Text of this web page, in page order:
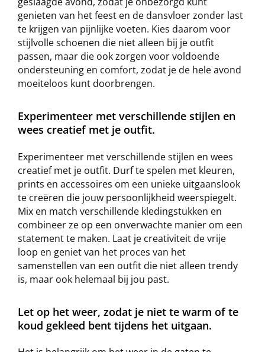
genieten van het feest en de dansvloer zonder last
te krijgen van pijnlijke voeten. Kies daarom voor
stijlvolle schoenen die niet alleen bij je outfit
passen, maar die ook zorgen voor voldoende
ondersteuning en comfort, zodat je de hele avond
moeiteloos kunt doorbrengen.
Experimenteer met verschillende stijlen en
wees creatief met je outfit.
Experimenteer met verschillende stijlen en wees
creatief met je outfit. Durf te spelen met kleuren,
prints en accessoires om een unieke uitgaanslook
te creëren die jouw persoonlijkheid weerspiegelt.
Mix en match verschillende kledingstukken en
combineer ze op een onverwachte manier om een
statement te maken. Laat je creativiteit de vrije
loop en geniet van het proces van het
samenstellen van een outfit die niet alleen trendy
is, maar ook helemaal bij jou past.
Let op het weer, zodat je niet te warm of te
koud gekleed bent tijdens het uitgaan.